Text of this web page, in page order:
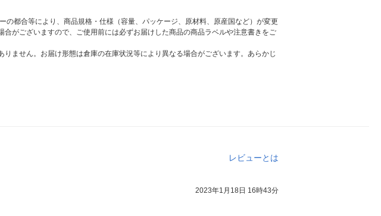
都合等により、商品規格・仕様（容量、パッケージ、原材料、原産国など）が変更
がございますので、ご使用前には必ずお届けした商品の商品ラベルや注意書きをご
ません。お届け形態は倉庫の在庫状況等により異なる場合がございます。あらかじ
レビューとは
2023年1月18日 16時43分